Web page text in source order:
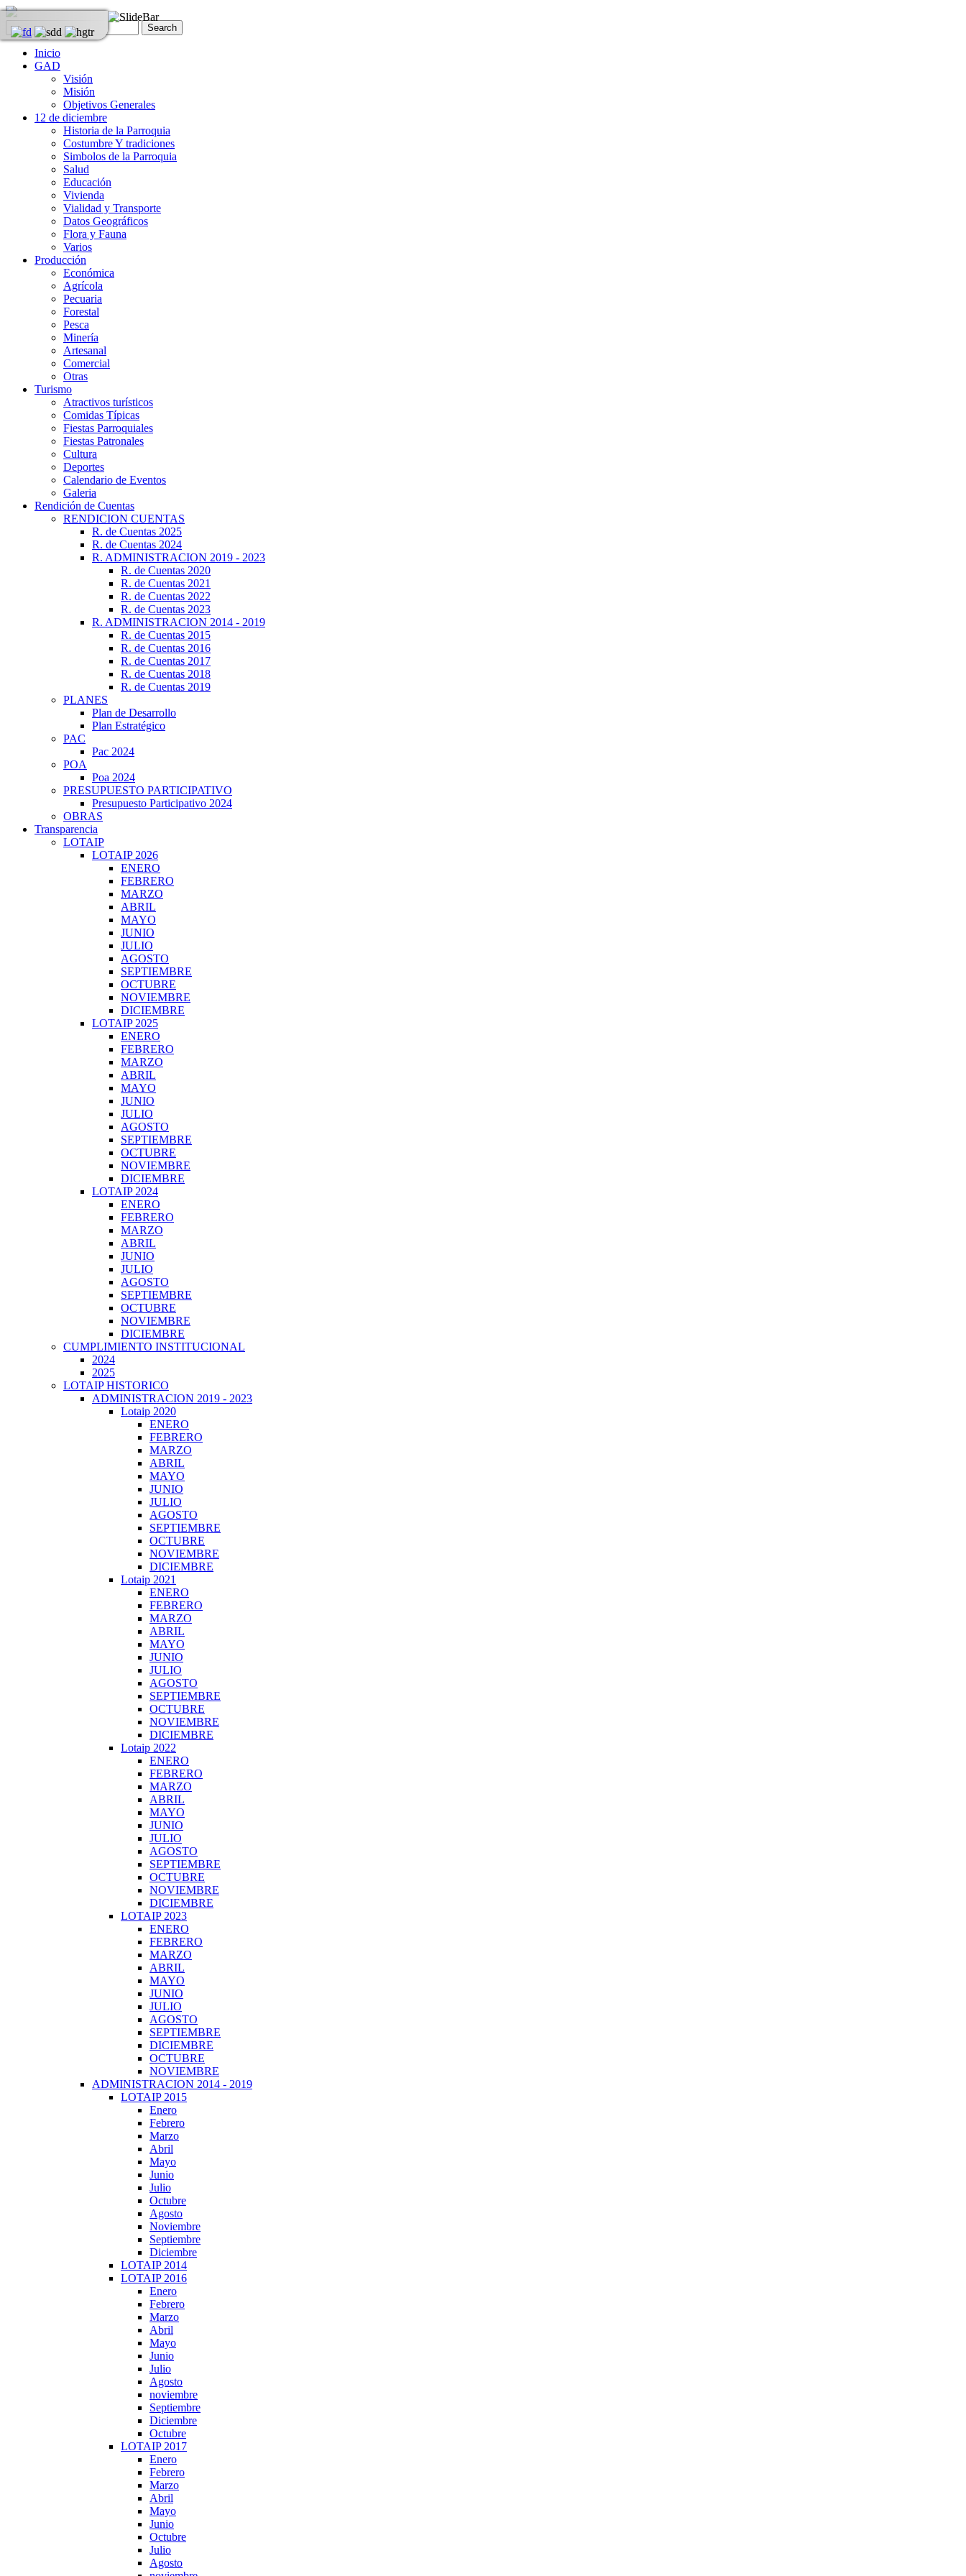
Inicio
GAD
Visión
Misión
Objetivos Generales
12 de diciembre
Historia de la Parroquia
Costumbre Y tradiciones
Simbolos de la Parroquia
Salud
Educación
Vivienda
Vialidad y Transporte
Datos Geográficos
Flora y Fauna
Varios
Producción
Económica
Agrícola
Pecuaria
Forestal
Pesca
Minería
Artesanal
Comercial
Otras
Turismo
Atractivos turísticos
Comidas Típicas
Fiestas Parroquiales
Fiestas Patronales
Cultura
Deportes
Calendario de Eventos
Galeria
Rendición de Cuentas
RENDICION CUENTAS
R. de Cuentas 2025
R. de Cuentas 2024
R. ADMINISTRACION 2019 - 2023
R. de Cuentas 2020
R. de Cuentas 2021
R. de Cuentas 2022
R. de Cuentas 2023
R. ADMINISTRACION 2014 - 2019
R. de Cuentas 2015
R. de Cuentas 2016
R. de Cuentas 2017
R. de Cuentas 2018
R. de Cuentas 2019
PLANES
Plan de Desarrollo
Plan Estratégico
PAC
Pac 2024
POA
Poa 2024
PRESUPUESTO PARTICIPATIVO
Presupuesto Participativo 2024
OBRAS
Transparencia
LOTAIP
LOTAIP 2026
ENERO
FEBRERO
MARZO
ABRIL
MAYO
JUNIO
JULIO
AGOSTO
SEPTIEMBRE
OCTUBRE
NOVIEMBRE
DICIEMBRE
LOTAIP 2025
ENERO
FEBRERO
MARZO
ABRIL
MAYO
JUNIO
JULIO
AGOSTO
SEPTIEMBRE
OCTUBRE
NOVIEMBRE
DICIEMBRE
LOTAIP 2024
ENERO
FEBRERO
MARZO
ABRIL
JUNIO
JULIO
AGOSTO
SEPTIEMBRE
OCTUBRE
NOVIEMBRE
DICIEMBRE
CUMPLIMIENTO INSTITUCIONAL
2024
2025
LOTAIP HISTORICO
ADMINISTRACION 2019 - 2023
Lotaip 2020
ENERO
FEBRERO
MARZO
ABRIL
MAYO
JUNIO
JULIO
AGOSTO
SEPTIEMBRE
OCTUBRE
NOVIEMBRE
DICIEMBRE
Lotaip 2021
ENERO
FEBRERO
MARZO
ABRIL
MAYO
JUNIO
JULIO
AGOSTO
SEPTIEMBRE
OCTUBRE
NOVIEMBRE
DICIEMBRE
Lotaip 2022
ENERO
FEBRERO
MARZO
ABRIL
MAYO
JUNIO
JULIO
AGOSTO
SEPTIEMBRE
OCTUBRE
NOVIEMBRE
DICIEMBRE
LOTAIP 2023
ENERO
FEBRERO
MARZO
ABRIL
MAYO
JUNIO
JULIO
AGOSTO
SEPTIEMBRE
DICIEMBRE
OCTUBRE
NOVIEMBRE
ADMINISTRACION 2014 - 2019
LOTAIP 2015
Enero
Febrero
Marzo
Abril
Mayo
Junio
Julio
Octubre
Agosto
Noviembre
Septiembre
Diciembre
LOTAIP 2014
LOTAIP 2016
Enero
Febrero
Marzo
Abril
Mayo
Junio
Julio
Agosto
noviembre
Septiembre
Diciembre
Octubre
LOTAIP 2017
Enero
Febrero
Marzo
Abril
Mayo
Junio
Octubre
Julio
Agosto